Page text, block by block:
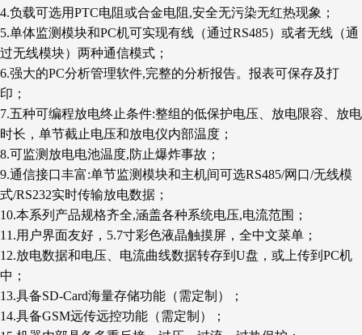
4.负载可选用PTC电阻或合金电阻,安全无污染无红热现象；
5.单体监测模块和PC机可实现有线（通过RS485）或者无线（通
过无线模块）两种通信模式；
6.强大的PC分析管理软件,完整的分析报告。报表可保存及打
印；
7.五种可编程放电终止条件:整组的低保护电压、放电限容、放电
时长，单节截止电压和放电仪内部温度；
8.可监测放电电池温度,防止爆炸事故；
9.通信接口丰富:单节监测模块和主机间可选RS485/网口/无线模
式/RS232实时传输放电数据；
10.本系列产品规格齐全,涵盖各种系统电压,电流范围；
11.用户界面友好，5.7寸彩色液晶触摸屏，全中文菜单；
12.放电数据和电压、电流曲线数据转存到U盘，或上传到PC机
中；
13.具备SD-Card海量存储功能（需定制）；
14.具备GSM远传远控功能（需定制）；